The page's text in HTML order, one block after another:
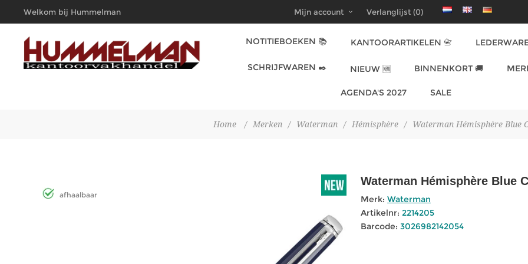
Welkom bij Hummelman
Kantoorvakhandel
Mijn account Verlanglijst (0)
NOTITIEBOEKEN 📚 KANTOORARTIKELEN 📇
SCHRIJFWAREN ✒️ NIEUW 🆕 BINNENKORT 🚚
AGENDA'S 2027 SALE
Home / Merken / Waterman / Hémisphère / Waterman Hémisphère Blue
afhaalbaar
Waterman Hémisphère Blue
Merk: Waterman
Artikelnr: 2214205
Barcode: 3026982142054